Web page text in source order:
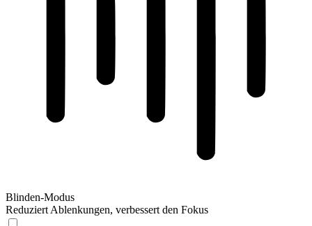
Blinden-Modus
Reduziert Ablenkungen, verbessert den Fokus